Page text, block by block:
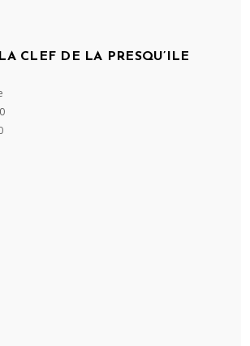
CLEF DE LA PRESQU’ILE